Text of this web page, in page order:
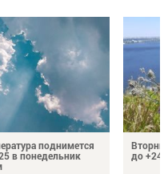
поднимется
в понедельник
до +24